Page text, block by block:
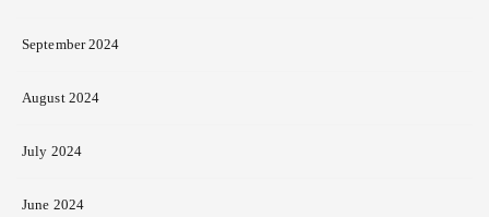
September 2024
August 2024
July 2024
June 2024